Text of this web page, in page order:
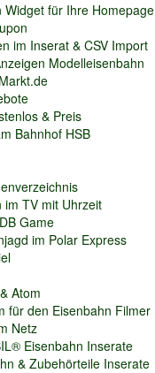
Widget für Ihre Homepage
im Inserat & CSV Import
Modelleisenbahn
& Preis
Bahnhof HSB
im TV mit Uhrzeit
Game
im Polar Express
Atom
für den Eisenbahn Filmer
Netz
Eisenbahn Inserate
& Zubehörteile Inserate